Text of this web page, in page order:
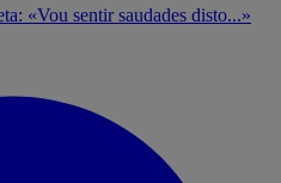
«Vou sentir saudades disto...»